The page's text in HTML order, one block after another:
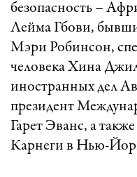
безопасность –
Лейма Гбови,
Мэри Робинсон,
человека Хина
иностранных дел
президент
Гарет Эванс, а
Карнеги в Нью-